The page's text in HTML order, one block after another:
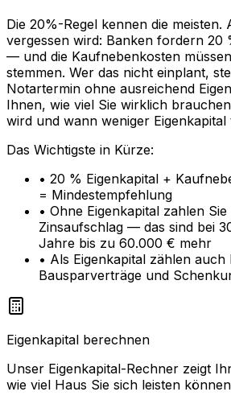
Die 20%-Regel kennen die meisten.
vergessen wird: Banken fordern 20
— und die Kaufnebenkosten
stemmen. Wer das nicht einplant,
Notartermin ohne ausreichend
Ihnen, wie viel Sie wirklich
wird und wann weniger
Das Wichtigste in Kürze:
• 20 % Eigenkapital +
= Mindestempfehlung
• Ohne Eigenkapital zahlen Sie
Zinsaufschlag — das sind bei
Jahre bis zu 60.000 € mehr
• Als Eigenkapital zählen auch
Bausparverträge und
Eigenkapital berechnen
Unser Eigenkapital-Rechner zeigt
wie viel Haus Sie sich leisten